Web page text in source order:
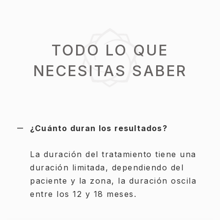
TODO LO QUE
NECESITAS SABER
¿Cuánto duran los resultados?
La duración del tratamiento tiene una
duración limitada, dependiendo del
paciente y la zona, la duración oscila
entre los 12 y 18 meses.